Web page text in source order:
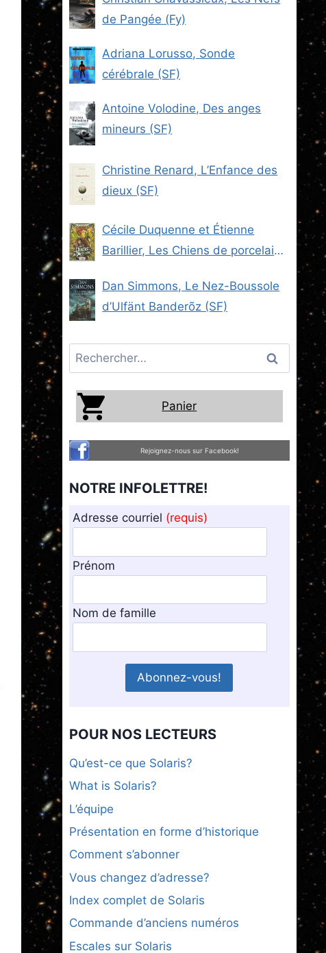
de Pangée (Fy)
Adriana Lorusso, Sonde
cérébrale (SF)
Antoine Volodine, Des anges
mineurs (SF)
Christine Renard, L’Enfance des
dieux (SF)
Cécile Duquenne et Étienne
Barillier, Les Chiens de porcelaine
Dan Simmons, Le Nez-Boussole
d’Ulfänt Banderõz (SF)
Rechercher :
Panier
Rejoignez-nous sur Facebook!
NOTRE INFOLETTRE!
Adresse courriel (requis)
Prénom
Nom de famille
POUR NOS LECTEURS
Qu’est-ce que Solaris?
What is Solaris?
L’équipe
Présentation en forme d’historique
Comment s’abonner
Vous changez d’adresse?
Index complet de Solaris
Commande d’anciens numéros
Escales sur Solaris